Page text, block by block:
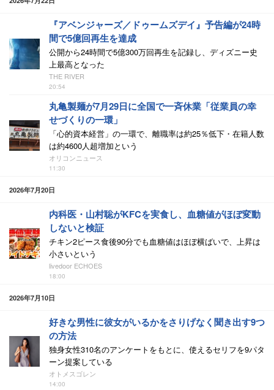
『アベンジャーズ／ドゥームズデイ』予告編が24時
間で5億回再生を達成
公開から24時間で5億300万回再生を記録し、ディズニー史
上最高となった
THE RIVER
20:54
丸亀製麺が7月29日に全国で一斉休業「従業員の幸
せづくりの一環」
「心的資本経営」の一環で、離職率は約25％低下・在籍人数
は約4600人超増加という
オリコンニュース
11:30
2026年7月20日
内科医・山村聡がKFCを実食し、血糖値がほぼ変動
しないと検証
チキン2ピース食後90分でも血糖値はほぼ横ばいで、上昇は
小さいという
livedoor ECHOES
18:00
2026年7月10日
好きな男性に彼女がいるかをさりげなく聞き出す9つ
の方法
独身女性310名のアンケートをもとに、使えるセリフを9パタ
ーン提案している
オトメスゴレン
14:00